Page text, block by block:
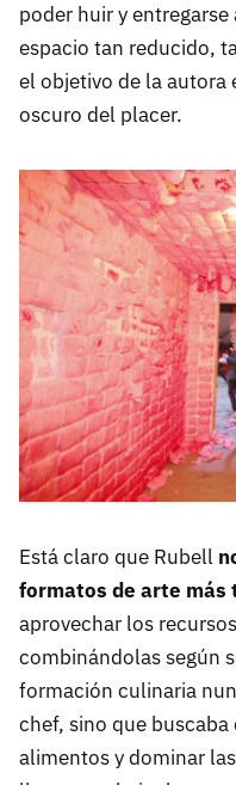
poder huir y
espacio tan reducido,
el objetivo de la autora
oscuro del placer.
Está claro que Rubell
formatos de arte más
aprovechar los
combinándolas según
formación culinaria
chef, sino que
alimentos y dominar